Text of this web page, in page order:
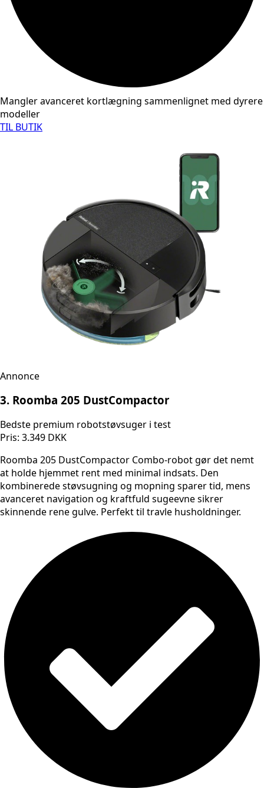
Mangler avanceret kortlægning sammenlignet med dyrere
modeller
TIL BUTIK
Annonce
3. Roomba 205 DustCompactor
Bedste premium robotstøvsuger i test
Pris: 3.349 DKK
Roomba 205 DustCompactor Combo-robot gør det nemt
at holde hjemmet rent med minimal indsats. Den
kombinerede støvsugning og mopning sparer tid, mens
avanceret navigation og kraftfuld sugeevne sikrer
skinnende rene gulve. Perfekt til travle husholdninger.